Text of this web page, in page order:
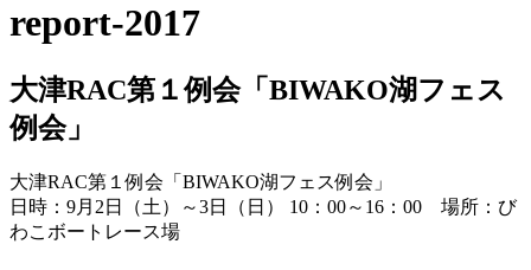
report-2017
大津RAC第１例会「BIWAKO湖フェス
例会」
大津RAC第１例会「BIWAKO湖フェス例会」
日時：9月2日（土）～3日（日） 10：00～16：00 場所：び
わこボートレース場